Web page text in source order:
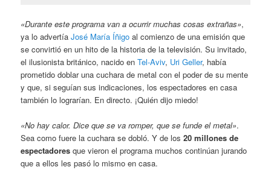
«Durante este programa van a ocurrir muchas cosas extrañas»,
ya lo advertíaJosé María Íñigo al comienzo de una emisión que
se convirtió en un hito de la historia de la televisión. Su invitado,
el ilusionista británico, nacido enTel-Aviv, Uri Geller, había
prometido doblar una cuchara de metal con el poder de su mente
y que, si seguían sus indicaciones, los espectadores en casa
también lo lograrían. En directo. ¡Quién dijo miedo!
«No hay calor. Dice que se va romper, que se funde el metal».
Sea como fuere la cuchara se dobló. Y de los20 millones de
espectadores que vieron el programa muchos continúan jurando
que a ellos les pasó lo mismo en casa.